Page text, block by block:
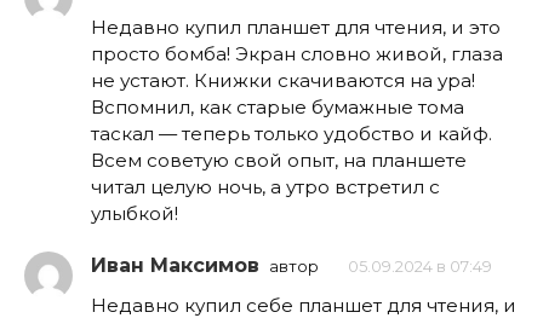
Недавно купил планшет для чтения, и это
просто бомба! Экран словно живой, глаза
не устают. Книжки скачиваются на ура!
Вспомнил, как старые бумажные тома
таскал — теперь только удобство и кайф.
Всем советую свой опыт, на планшете
читал целую ночь, а утро встретил с
улыбкой!
Иван Максимов автор 05.09.2024 в 07:49
Недавно купил себе планшет для чтения, и